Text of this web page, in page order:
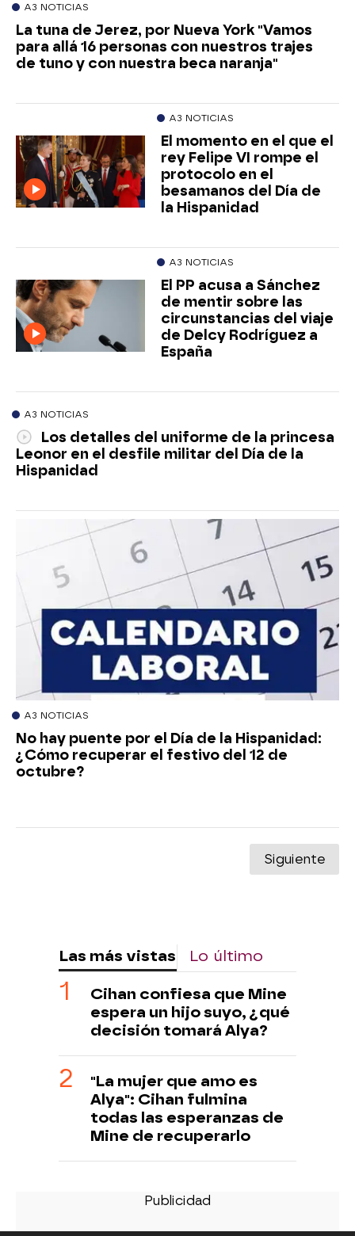
A3 NOTICIAS
La tuna de Jerez, por Nueva York "Vamos
para allá 16 personas con nuestros trajes
de tuno y con nuestra beca naranja"
A3 NOTICIAS
El momento en el que el
rey Felipe VI rompe el
protocolo en el
besamanos del Día de
la Hispanidad
A3 NOTICIAS
El PP acusa a Sánchez
de mentir sobre las
circunstancias del viaje
de Delcy Rodríguez a
España
A3 NOTICIAS
Los detalles del uniforme de la princesa
Leonor en el desfile militar del Día de la
Hispanidad
A3 NOTICIAS
No hay puente por el Día de la Hispanidad:
¿Cómo recuperar el festivo del 12 de
octubre?
Siguiente
Las más vistas Lo último
Cihan confiesa que Mine
espera un hijo suyo, ¿qué
decisión tomará Alya?
"La mujer que amo es
Alya": Cihan fulmina
todas las esperanzas de
Mine de recuperarlo